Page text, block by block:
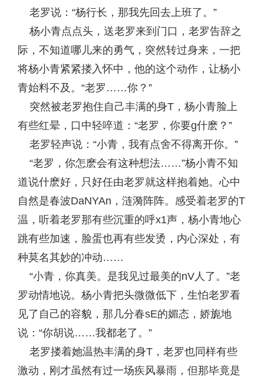
老罗说：“杨行长，那我先回去上班了。”
杨小青点点头，送老罗来到门口，老罗告辞之
际，不知道哪儿来的勇气，突然转过身来，一把
将杨小青紧紧搂入怀中，他的这个动作，让杨小
青始料不及。“老罗……你？”
突然被老罗抱住自己丰满的身T，杨小青脸上
有些红晕，口中轻啐道：“老罗，你要g什麽？”
老罗轻声说：“小青，我有点舍不得离开你。”
“老罗，你怎麽会有这种想法……”杨小青不知
道说什麽好，只好任由老罗就这样抱着她。心中
自然是春波DaNYAn，涟漪阵阵。感受着老罗的T
温，听着老罗那有些沉重的呼x1声，杨小青地心
跳有些加速，脸蛋也再有些发烫，内心深处，有
种莫名其妙的冲动……
“小青，你真美。是我见过最美的nV人了。”老
罗动情地说。杨小青把头微微低下，生怕老罗看
见了自己的容貌，那几分春sE的媚态，娇旎地
说：“你胡说……我都老了。”
老罗搂着她温热丰满的身T，老罗也同样有些
激动，刚才虽然有过一场疾风暴雨，但那毕竟是